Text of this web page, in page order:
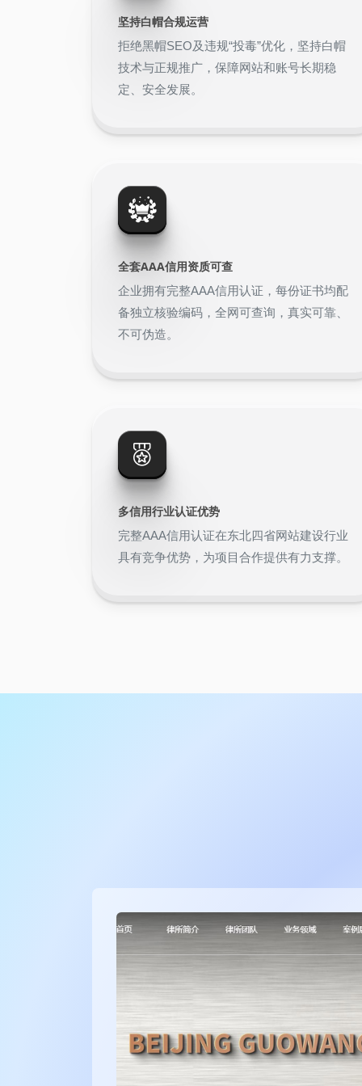
坚持白帽合规运营
拒绝黑帽SEO及违规“投毒”优化，坚持白帽
技术与正规推广，保障网站和账号长期稳
定、安全发展。
全套AAA信用资质可查
企业拥有完整AAA信用认证，每份证书均配
备独立核验编码，全网可查询，真实可靠、
不可伪造。
多信用行业认证优势
完整AAA信用认证在东北四省网站建设行业
具有竞争优势，为项目合作提供有力支撑。